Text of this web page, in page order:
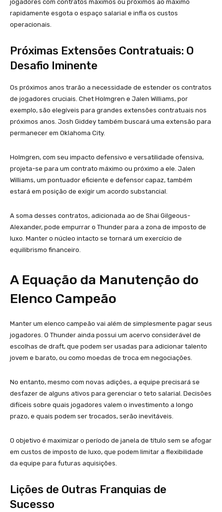
jogadores com contratos máximos ou próximos ao máximo
rapidamente esgota o espaço salarial e infla os custos
operacionais.
Próximas Extensões Contratuais: O
Desafio Iminente
Os próximos anos trarão a necessidade de estender os contratos
de jogadores cruciais. Chet Holmgren e Jalen Williams, por
exemplo, são elegíveis para grandes extensões contratuais nos
próximos anos. Josh Giddey também buscará uma extensão para
permanecer em Oklahoma City.
Holmgren, com seu impacto defensivo e versatilidade ofensiva,
projeta-se para um contrato máximo ou próximo a ele. Jalen
Williams, um pontuador eficiente e defensor capaz, também
estará em posição de exigir um acordo substancial.
A soma desses contratos, adicionada ao de Shai Gilgeous-
Alexander, pode empurrar o Thunder para a zona de imposto de
luxo. Manter o núcleo intacto se tornará um exercício de
equilibrismo financeiro.
A Equação da Manutenção do
Elenco Campeão
Manter um elenco campeão vai além de simplesmente pagar seus
jogadores. O Thunder ainda possui um acervo considerável de
escolhas de draft, que podem ser usadas para adicionar talento
jovem e barato, ou como moedas de troca em negociações.
No entanto, mesmo com novas adições, a equipe precisará se
desfazer de alguns ativos para gerenciar o teto salarial. Decisões
difíceis sobre quais jogadores valem o investimento a longo
prazo, e quais podem ser trocados, serão inevitáveis.
O objetivo é maximizar o período de janela de título sem se afogar
em custos de imposto de luxo, que podem limitar a flexibilidade
da equipe para futuras aquisições.
Lições de Outras Franquias de
Sucesso